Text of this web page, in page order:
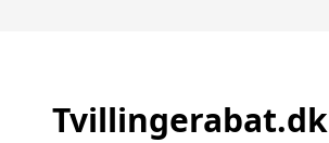
Tvillingerabat.dk